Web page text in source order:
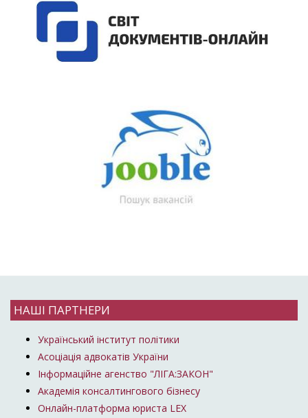
НАШІ ПАРТНЕРИ
Український інститут політики
Асоціація адвокатів України
Інформаційне агенство "ЛІГА:ЗАКОН"
Академія консалтингового бізнесу
Онлайн-платформа юриста LEX